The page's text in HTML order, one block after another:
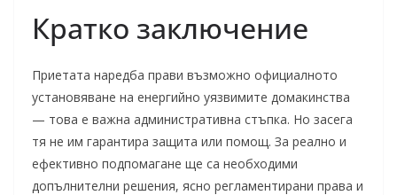
Кратко заключение
Приетата наредба прави възможно официалното
установяване на енергийно уязвимите домакинства
— това е важна административна стъпка. Но засега
тя не им гарантира защита или помощ. За реално и
ефективно подпомагане ще са необходими
допълнителни решения, ясно регламентирани права и